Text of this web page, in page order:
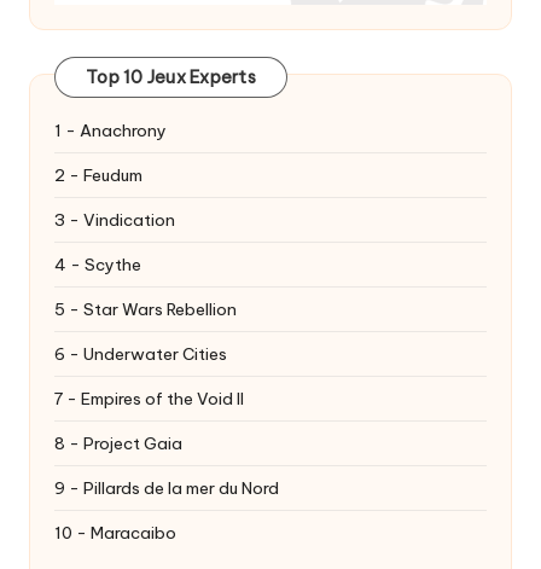
Top 10 Jeux Experts
1 - Anachrony
2 - Feudum
3 - Vindication
4 - Scythe
5 - Star Wars Rebellion
6 - Underwater Cities
7 - Empires of the Void II
8 - Project Gaia
9 - Pillards de la mer du Nord
10 - Maracaibo